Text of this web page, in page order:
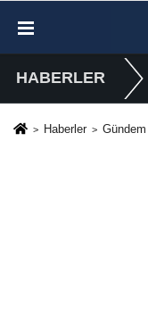
HABERLER
Haberler Gündem